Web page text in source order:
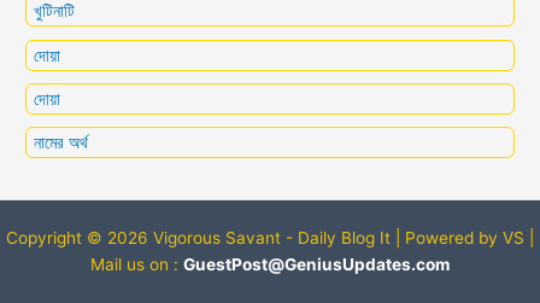
খুটিনাটি
দোয়া
দোয়া
নামের অর্থ
Copyright © 2026 Vigorous Savant - Daily Blog It | Powered by VS |
Mail us on : GuestPost@GeniusUpdates.com